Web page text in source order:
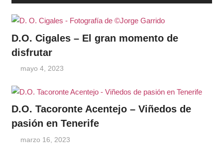
D.O. Cigales – El gran momento de
disfrutar
mayo 4, 2023
D.O. Tacoronte Acentejo – Viñedos de
pasión en Tenerife
marzo 16, 2023